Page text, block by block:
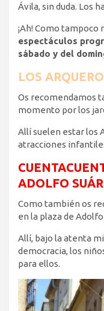
Ávila, sin duda. Los
¡Ah! Como tampoco
espectáculos
sábado y del
LOS
Os recomendamos
momento por los
Allí suelen estar los
atracciones
ADOLFO
Como también os
en la plaza de Adolfo
Allí, bajo la atenta
democracia, los
para ellos.